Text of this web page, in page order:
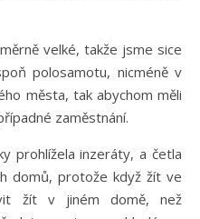
velké, takže jsme sice
polosamotu, nicméně v
města, tak abychom měli
zaměstnání.
prohlížela inzeráty, a četla
domů, protože když žít ve
žít v jiném domě, než